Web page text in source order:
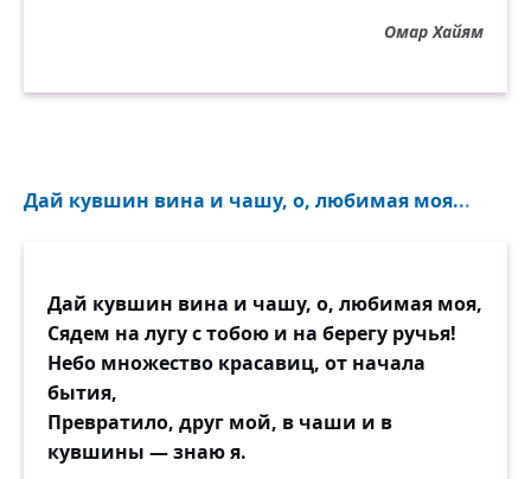
Омар Хайям
Дай кувшин вина и чашу, о, любимая моя...
Дай кувшин вина и чашу, о, любимая моя,
Сядем на лугу с тобою и на берегу ручья!
Небо множество красавиц, от начала
бытия,
Превратило, друг мой, в чаши и в
кувшины — знаю я.